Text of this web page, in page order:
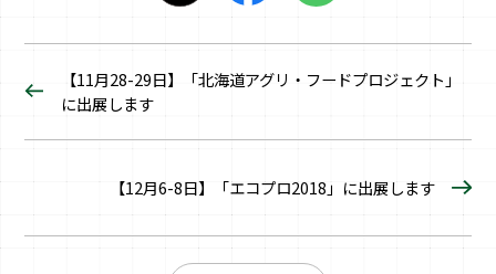
【11月28-29日】「北海道アグリ・フードプロジェクト」
に出展します
【12月6-8日】「エコプロ2018」に出展します